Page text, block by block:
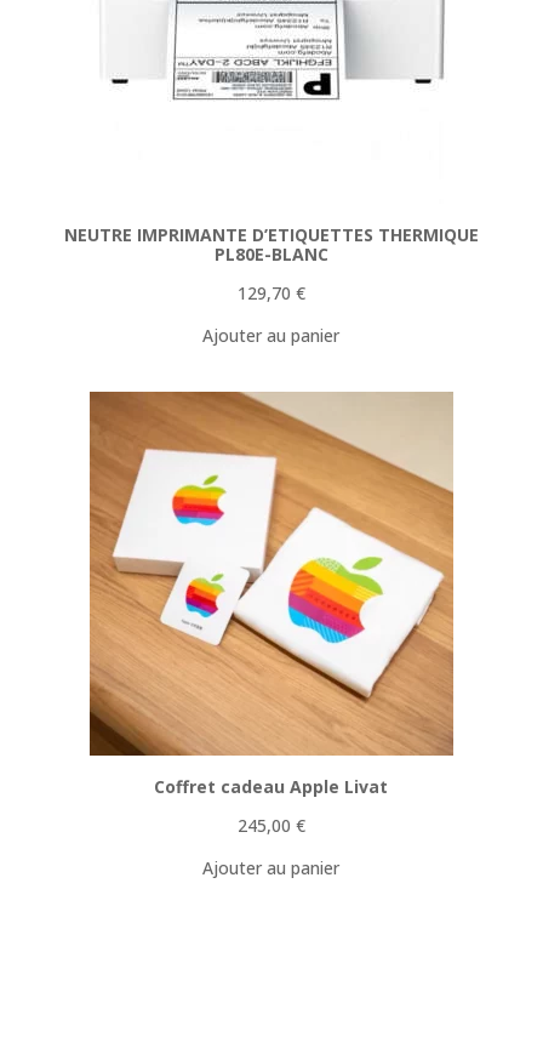
NEUTRE IMPRIMANTE D’ETIQUETTES THERMIQUE
PL80E-BLANC
129,70 €
Ajouter au panier
Coffret cadeau Apple Livat
245,00 €
Ajouter au panier